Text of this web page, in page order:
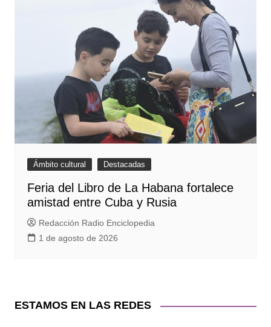
Ámbito cultural Destacadas
Feria del Libro de La Habana fortalece
amistad entre Cuba y Rusia
Redacción Radio Enciclopedia
1 de agosto de 2026
ESTAMOS EN LAS REDES